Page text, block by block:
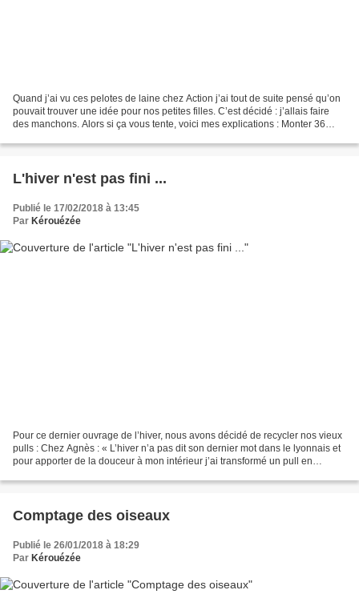
Quand j’ai vu ces pelotes de laine chez Action j’ai tout de suite pensé qu’on
pouvait trouver une idée pour nos petites filles. C’est décidé : j’allais faire
des manchons. Alors si ça vous tente, voici mes explications : Monter 36
L'hiver n'est pas fini ...
Publié le 17/02/2018 à 13:45
Par Kérouézée
Pour ce dernier ouvrage de l’hiver, nous avons décidé de recycler nos vieux
pulls : Chez Agnès : « L’hiver n’a pas dit son dernier mot dans le lyonnais et
pour apporter de la douceur à mon intérieur j’ai transformé un pull en
Comptage des oiseaux
Publié le 26/01/2018 à 18:29
Par Kérouézée